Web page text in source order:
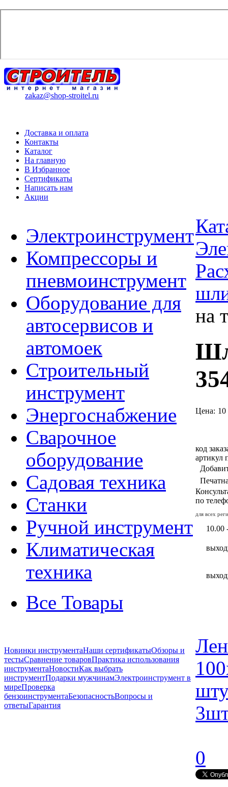
zakaz@shop-stroitel.ru
Доставка и оплата
Контакты
Каталог
На главную
В Избранное
Сертификаты
Написать нам
Акции
Электроинструмент
Компрессоры и
пневмоинструмент
Оборудование для
автосервисов и
автомоек
Строительный
инструмент
Энергоснабжение
Сварочное
оборудование
Садовая техника
Станки
Ручной инструмент
Климатическая
техника
Все Товары
Новинки инструментаНаши сертификатыОбзоры и
тестыСравнение товаровПрактика использования
инструментаНовостиКак выбрать
инструментПодарки мужчинамЭлектроинструмент в
миреПроверка
бензоинструментаБезопасностьВопросы и
ответыГарантия
на
Цена: 10
код
артикул
по
для всех
10.00
0